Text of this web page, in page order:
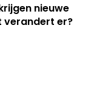
nieuwe
verandert er?